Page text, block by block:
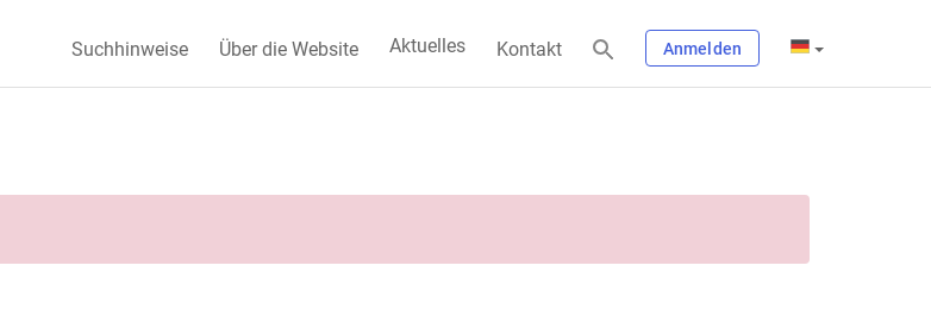
Suchhinweise Über die Website Aktuelles Kontakt Anmelden